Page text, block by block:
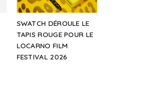
SWATCH DÉROULE LE
TAPIS ROUGE POUR LE
LOCARNO FILM
FESTIVAL 2026